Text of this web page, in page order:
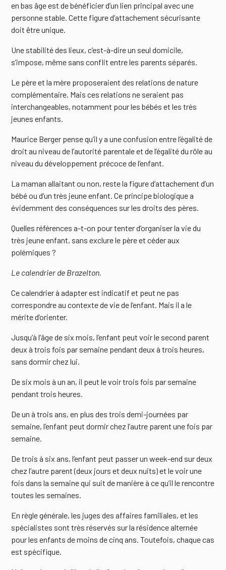
en bas âge est de bénéficier d’un lien principal avec une
personne stable. Cette figure d’attachement sécurisante
doit être unique.
Une stabilité des lieux, c’est-à-dire un seul domicile,
s’impose, même sans conflit entre les parents séparés.
Le père et la mère proposeraient des relations de nature
complémentaire. Mais ces relations ne seraient pas
interchangeables, notamment pour les bébés et les très
jeunes enfants.
Maurice Berger pense qu’il y a une confusion entre l’égalité de
droit au niveau de l’autorité parentale et de l’égalité du rôle au
niveau du développement précoce de l’enfant.
La maman allaitant ou non, reste la figure d’attachement d’un
bébé ou d’un très jeune enfant. Ce principe biologique a
évidemment des conséquences sur les droits des pères.
Quelles références a-t-on pour tenter d’organiser la vie du
très jeune enfant, sans exclure le père et céder aux
polémiques ?
Le calendrier de Brazelton.
Ce calendrier à adapter est indicatif et peut ne pas
correspondre au contexte de vie de l’enfant. Mais il a le
mérite d’orienter.
Jusqu’à l’âge de six mois, l’enfant peut voir le second parent
deux à trois fois par semaine pendant deux à trois heures,
sans dormir chez lui.
De six mois à un an, il peut le voir trois fois par semaine
pendant trois heures.
De un à trois ans, en plus des trois demi-journées par
semaine, l’enfant peut dormir chez l’autre parent une fois par
semaine.
De trois à six ans, l’enfant peut passer un week-end sur deux
chez l’autre parent (deux jours et deux nuits) et le voir une
fois dans la semaine qui suit de manière à ce qu’il le rencontre
toutes les semaines.
En règle générale, les juges des affaires familiales, et les
spécialistes sont très réservés sur la résidence alternée
pour les enfants de moins de cinq ans. Toutefois, chaque cas
est spécifique.